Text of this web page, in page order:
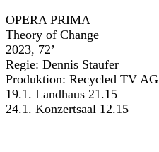
OPERA PRIMA
Theory of Change
2023, 72’
Regie: Dennis Staufer
Produktion: Recycled TV AG
19.1. Landhaus 21.15
24.1. Konzertsaal 12.15